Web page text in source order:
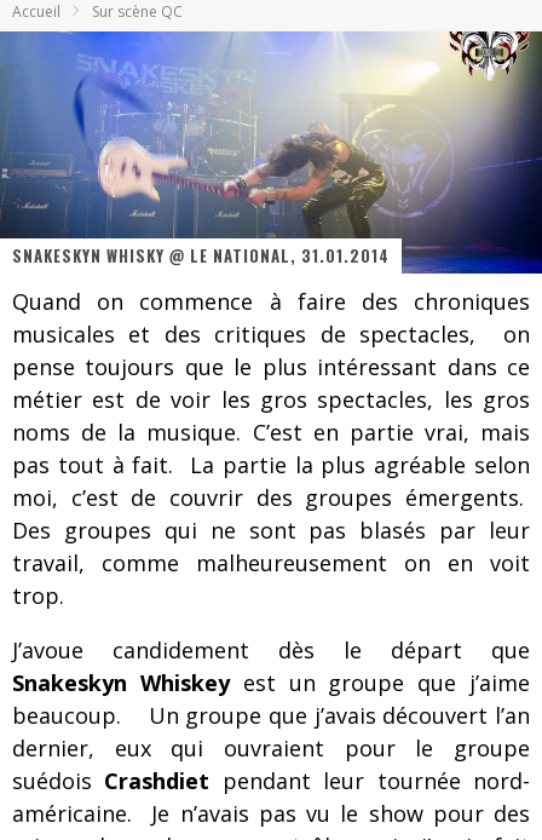
Les danseurs étoiles parasitent ton ciel
Jeff Martin au Corona de Montréal
On va se le dire, Sword est de retour
Death Note Silence - Collide and Collapse
Énorme succès pour Muse et ses shows au Québec
Muse au Centre Vidéotron de Québec
Accueil Sur scène QC
SNAKESKYN WHISKY @ LE NATIONAL, 31.01.2014
Quand on commence à faire des chroniques
musicales et des critiques de spectacles, on
pense toujours que le plus intéressant dans ce
métier est de voir les gros spectacles, les gros
noms de la musique. C’est en partie vrai, mais
pas tout à fait. La partie la plus agréable selon
moi, c’est de couvrir des groupes émergents.
Des groupes qui ne sont pas blasés par leur
travail, comme malheureusement on en voit
trop.
J’avoue candidement dès le départ que
Snakeskyn Whiskeyest un groupe que j’aime
beaucoup. Un groupe que j’avais découvert l’an
dernier, eux qui ouvraient pour le groupe
suédois Crashdiet pendant leur tournée nord-
américaine. Je n’avais pas vu le show pour des